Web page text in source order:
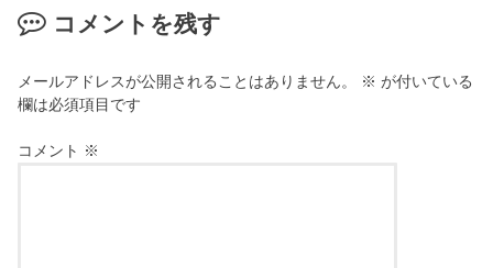
コメントを残す
メールアドレスが公開されることはありません。 ※ が付いている
欄は必須項目です
コメント ※